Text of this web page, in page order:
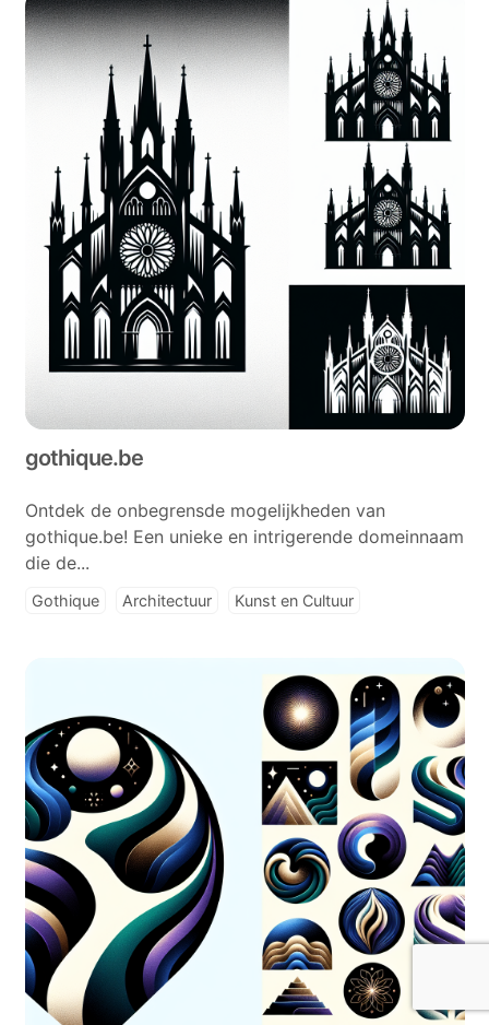
gothique.be
Ontdek de onbegrensde mogelijkheden van
gothique.be! Een unieke en intrigerende domeinnaam
die de...
Gothique Architectuur Kunst en Cultuur